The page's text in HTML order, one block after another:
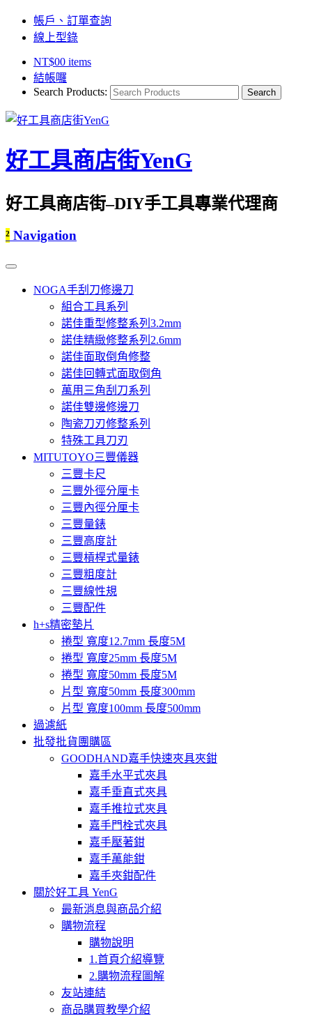
帳戶、訂單查詢
線上型錄
NT$00 items
結帳囉
Search Products:
好工具商店街YenG
好工具商店街–DIY手工具專業代理商
² Navigation
NOGA手刮刀修邊刀
組合工具系列
諾佳重型修整系列3.2mm
諾佳精緻修整系列2.6mm
諾佳面取倒角修整
諾佳回轉式面取倒角
萬用三角刮刀系列
諾佳雙邊修邊刀
陶瓷刀刃修整系列
特殊工具刀刃
MITUTOYO三豐儀器
三豐卡尺
三豐外徑分厘卡
三豐內徑分厘卡
三豐量錶
三豐高度計
三豐槓桿式量錶
三豐粗度計
三豐線性規
三豐配件
h+s精密墊片
捲型 寬度12.7mm 長度5M
捲型 寬度25mm 長度5M
捲型 寬度50mm 長度5M
片型 寬度50mm 長度300mm
片型 寬度100mm 長度500mm
過濾紙
批發批貨團購區
GOODHAND嘉手快速夾具夾鉗
嘉手水平式夾具
嘉手垂直式夾具
嘉手推拉式夾具
嘉手門栓式夾具
嘉手壓著鉗
嘉手萬能鉗
嘉手夾鉗配件
關於好工具 YenG
最新消息與商品介紹
購物流程
購物說明
1.首頁介紹導覽
2.購物流程圖解
友站連結
商品購買教學介紹